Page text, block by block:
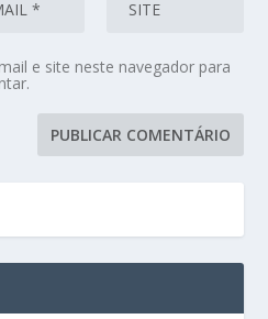
e site neste navegador para